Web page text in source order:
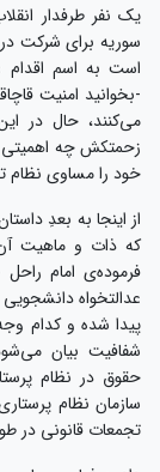
یک نفر طرفدار
سوریه برای شرکت
است به اسم اقدام
-بخوانید امنیت
می‌کنند، حال در
زحمتکش چه اهمیتی
خود را مساوی نظام
از اینجا به بعدِ
که ذات و ماهیت
فرموده‌ی امام
عدالتخواه
پیدا شده و کدام
شفافیت بیان
حقوق در نظام
تجمعات قانونی در طول ۳۰ سال اخیر بی سابقه